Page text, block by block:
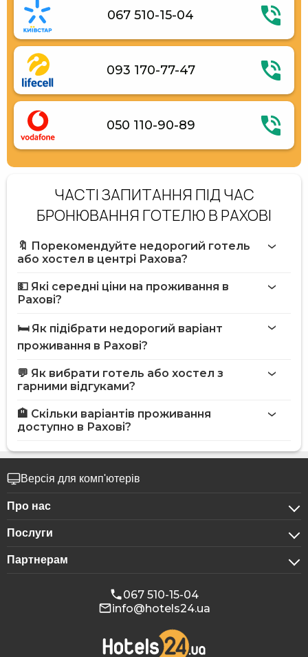
067 510-15-04
093 170-77-47
050 110-90-89
ЧАСТІ ЗАПИТАННЯ ПІД ЧАС
БРОНЮВАННЯ ГОТЕЛЮ В РАХОВІ
🔖 Порекомендуйте недорогий готель
або хостел в центрі Рахова?
💵 Які середні ціни на проживання в
Рахові?
🛏️ Як підібрати недорогий варіант
проживання в Рахові?
💬 Як вибрати готель або хостел з
гарними відгуками?
🏨 Скільки варіантів проживання
доступно в Рахові?
Версія для комп'ютерів
Про нас
Про компанію
Конфіденційність
Наші партнери
Реклама на Hotels24
Послуги
Для бізнес-клієнтів
Бронювання для груп
Конференц-зали
Партнерам
Програма для афіліатів
067 510-15-04
info@hotels24.ua